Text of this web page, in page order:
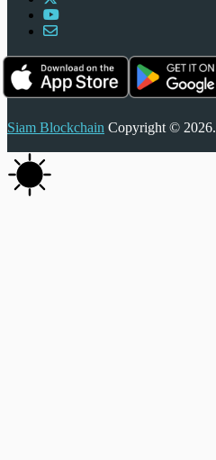
Siam Blockchain Copyright © 2026.